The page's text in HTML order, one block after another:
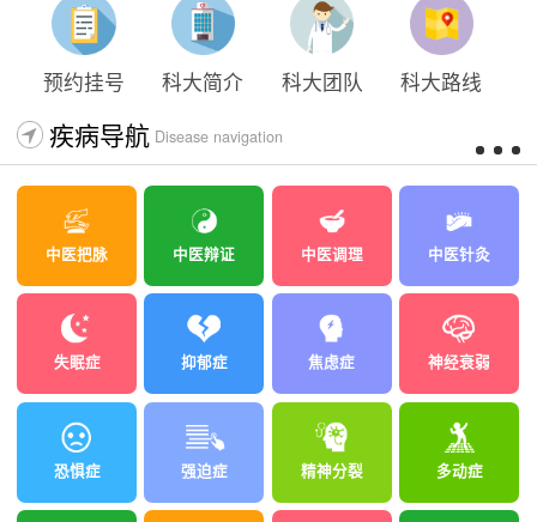
预约挂号 科大简介 科大团队 科大路线
疾病导航 Disease navigation
中医把脉 中医辩证 中医调理 中医针灸
失眠症 抑郁症 焦虑症 神经衰弱
恐惧症 强迫症 精神分裂 多动症